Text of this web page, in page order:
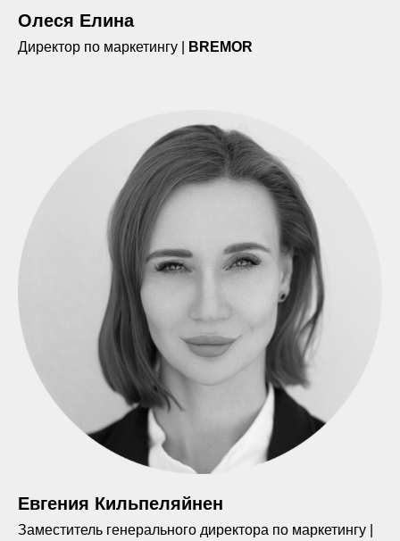
Олеся Елина
Директор по маркетингу | BREMOR
Евгения Кильпеляйнен
Заместитель генерального директора по маркетингу |